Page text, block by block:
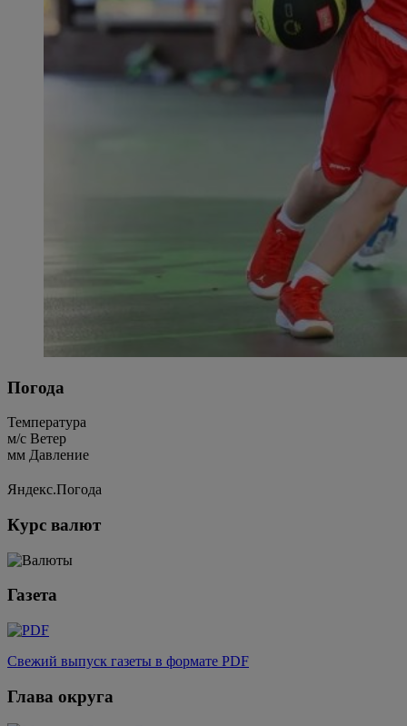
Погода
Температура
м/c Ветер
мм Давление
Яндекс.Погода
Курс валют
Газета
Свежий выпуск газеты в формате PDF
Глава округа